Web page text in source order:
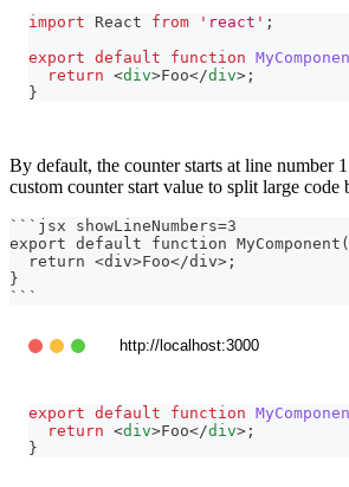
import React from 'react' ;
export default function
return <div>Foo</div> ;
}
By default, the counter starts at line number
custom counter start value to split large
``` jsx showLineNumbers=3
export default function
  return <div>Foo</div>;
}
```
http://localhost:3000
export default function
return <div>Foo</div> ;
}